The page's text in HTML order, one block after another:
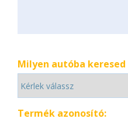
Milyen autóba
Termék azonosító: